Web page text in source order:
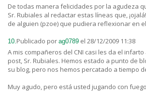
De todas manera felicidades por la agudeza
Sr. Rubiales al redactar estas líneas que,
de alguien (pzoe) que pudiera reflexionar en
10.Publicado por ag0789 el 28/12/2009 11:38
A mis compañeros del CNI casi les da el
post, Sr. Rubiales. Hemos estado a punto de
su blog, pero nos hemos percatado a tiempo
Muy agudo, pero está usted jugando con